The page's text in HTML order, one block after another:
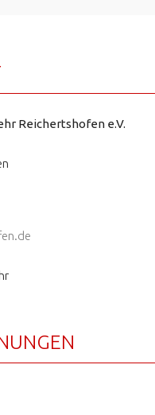
Reichertshofen e.V.